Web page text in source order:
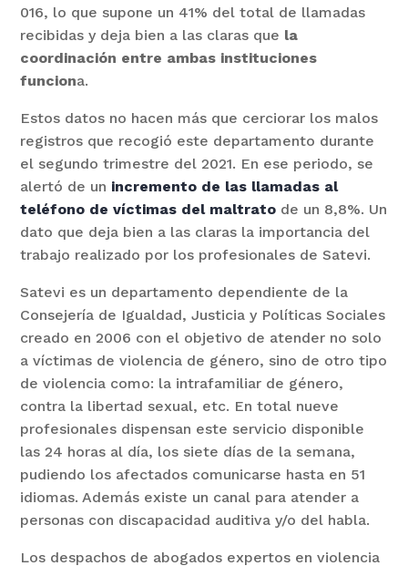
016, lo que supone un 41% del total de llamadas
recibidas y deja bien a las claras que la
coordinación entre ambas instituciones
funciona.
Estos datos no hacen más que cerciorar los malos
registros que recogió este departamento durante
el segundo trimestre del 2021. En ese periodo, se
alertó de un incremento de las llamadas al
teléfono de víctimas del maltrato de un 8,8%. Un
dato que deja bien a las claras la importancia del
trabajo realizado por los profesionales de Satevi.
Satevi es un departamento dependiente de la
Consejería de Igualdad, Justicia y Políticas Sociales
creado en 2006 con el objetivo de atender no solo
a víctimas de violencia de género, sino de otro tipo
de violencia como: la intrafamiliar de género,
contra la libertad sexual, etc. En total nueve
profesionales dispensan este servicio disponible
las 24 horas al día, los siete días de la semana,
pudiendo los afectados comunicarse hasta en 51
idiomas. Además existe un canal para atender a
personas con discapacidad auditiva y/o del habla.
Los despachos de abogados expertos en violencia